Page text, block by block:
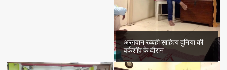
अरग़वान रब्बही साहित्य दुनिया की
वर्कशॉप के दौरान